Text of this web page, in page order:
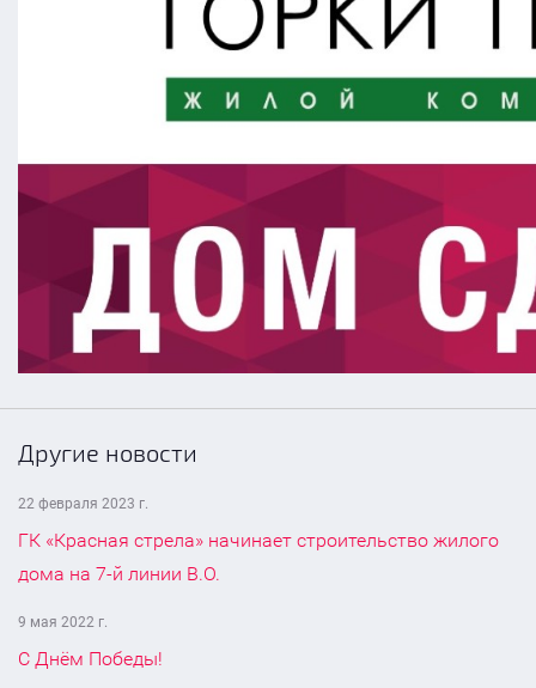
Другие новости
22 февраля 2023 г.
ГК «Красная стрела» начинает строительство жилого
дома на 7-й линии В.О.
9 мая 2022 г.
С Днём Победы!